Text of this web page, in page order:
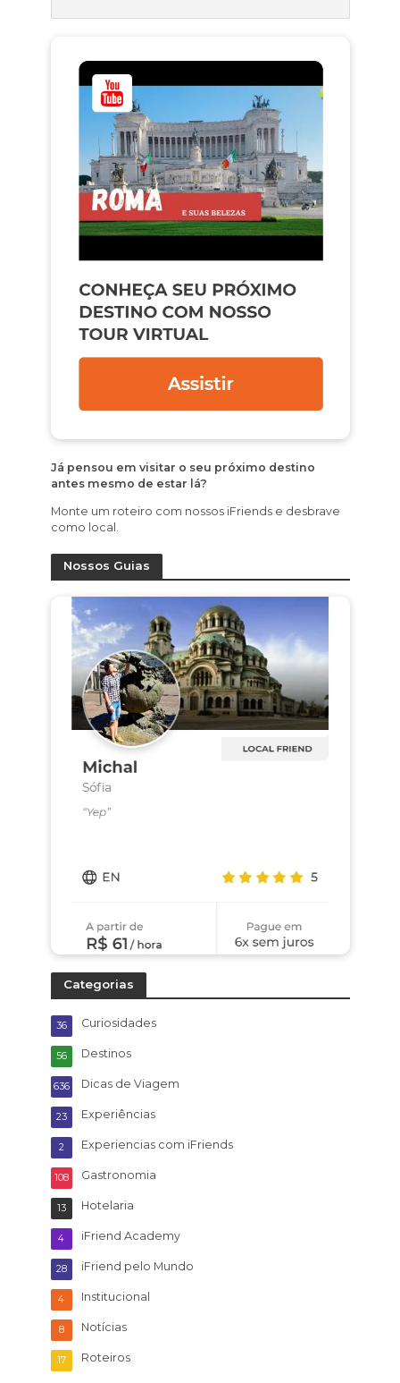
Já pensou em visitar o seu próximo destino
antes mesmo de estar lá?
Monte um roteiro com nossos iFriends e desbrave
como local.
Nossos Guias
Categorias
Curiosidades
36
Destinos
56
Dicas de Viagem
636
Experiências
23
Experiencias com iFriends
2
Gastronomia
108
Hotelaria
13
iFriend Academy
4
iFriend pelo Mundo
28
Institucional
4
Notícias
8
Roteiros
17